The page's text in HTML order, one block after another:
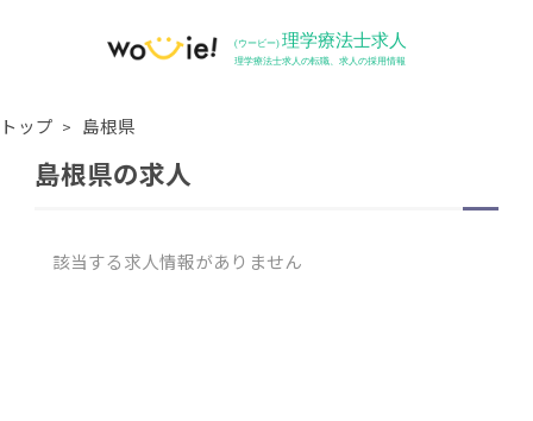
トップ 島根県
島根県の求人
該当する求人情報がありません